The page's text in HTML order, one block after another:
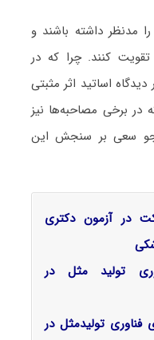
مدنظر داشته باشند و
کنند. چرا که در
اساتید اثر مثبتی
در برخی مصاحبه‌ها نیز
سعی بر سنجش این
در آزمون دکتری
ﺗﻮﻟﻴﺪ ﻣﺜﻞ در
تولیدمثل در